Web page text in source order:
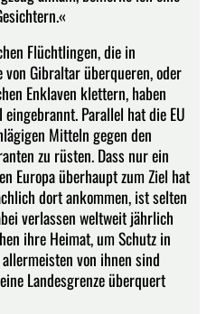
Flüchtlingen, die in
Gibraltar überqueren, oder
Enklaven klettern, haben
Parallel hat die EU
Mitteln gegen den
zu rüsten. Dass nur ein
Europa überhaupt zum Ziel hat
dort ankommen, ist selten
verlassen weltweit jährlich
ihre Heimat, um Schutz in
von ihnen sind
Landesgrenze überquert